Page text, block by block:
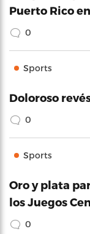
Puerto Rico
0
Sports
Doloroso
0
Sports
Oro y plata
los Juegos
0